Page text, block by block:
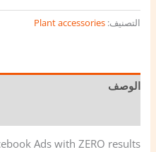
التصنيف:Plant accessories
الوصف